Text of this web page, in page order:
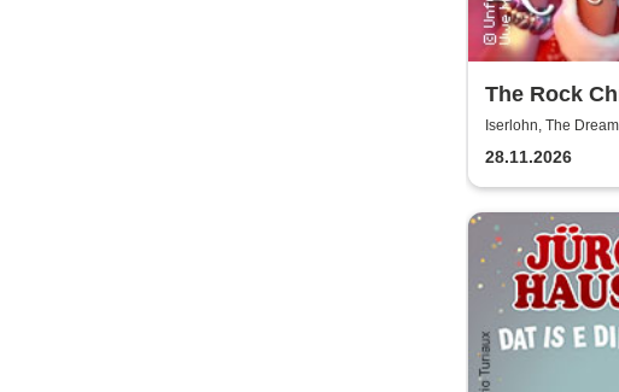
The Rock
Dinnershow
Shows
Iserlohn, The
28.11.2026